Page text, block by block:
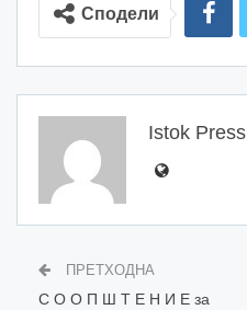
Сподели
Istok Press
ПРЕТХОДНА
С О О П Ш Т Е Н И Е за